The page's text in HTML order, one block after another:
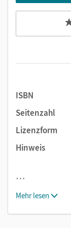
ISBN
Seitenzahl
Lizenzform
Hinweis
…
Mehr lesen